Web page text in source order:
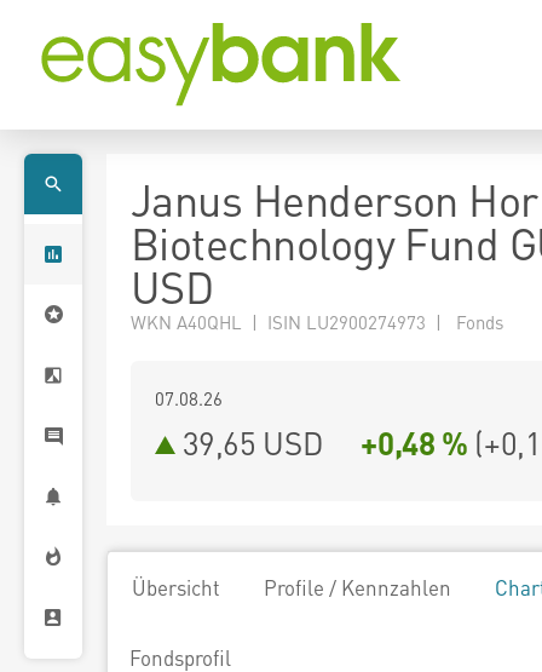
Janus Henderson
Biotechnology Fund
USD
WKN A40QHL | ISIN LU2900274973 | Fonds
07.08.26
39,65 USD +0,48 % (
Übersicht Profile / Kennzahlen
Fondsprofil